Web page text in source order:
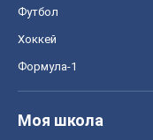
Футбол
Хоккей
Формула-1
Моя школа